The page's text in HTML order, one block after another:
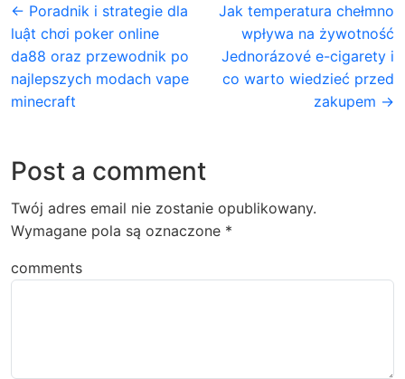
← Poradnik i strategie dla
luật chơi poker online
da88 oraz przewodnik po
najlepszych modach vape
minecraft
Jak temperatura chełmno
wpływa na żywotność
Jednorázové e-cigarety i
co warto wiedzieć przed
zakupem →
Post a comment
Twój adres email nie zostanie opublikowany.
Wymagane pola są oznaczone *
comments